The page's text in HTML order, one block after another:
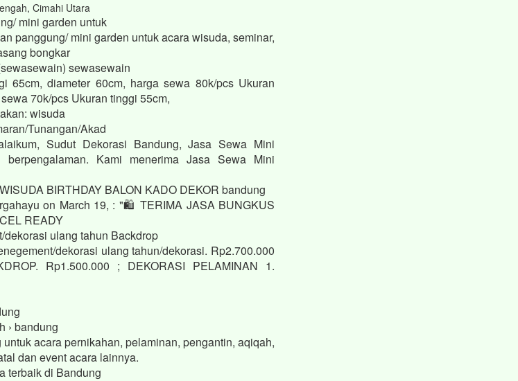
Cimahi Utara
mini garden untuk
panggung/ mini garden untuk acara wisuda, seminar,
bongkar
sewasewain
65cm, diameter 60cm, harga sewa 80k/pcs Ukuran
70k/pcs Ukuran tinggi 55cm,
wisuda
Tunangan/Akad
Sudut Dekorasi Bandung, Jasa Sewa Mini
Kami menerima Jasa Sewa Mini
BIRTHDAY BALON KADO DEKOR bandung
on March 19, : "🛍️ TERIMA JASA BUNGKUS
READY
ulang tahun Backdrop
dekorasi ulang tahun/dekorasi. Rp2.700.000
Rp1.500.000 ; DEKORASI PELAMINAN 1.
› bandung
acara pernikahan, pelaminan, pengantin, aqiqah,
dan event acara lainnya.
terbaik di Bandung